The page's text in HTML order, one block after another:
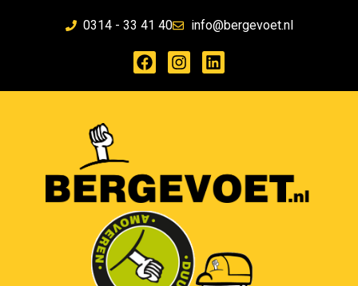
0314 - 33 41 40 info@bergevoet.nl